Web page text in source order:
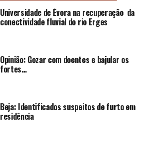
Universidade de Évora na recuperação da
conectividade fluvial do rio Erges
Opinião: Gozar com doentes e bajular os
fortes…
Beja: Identificados suspeitos de furto em
residência